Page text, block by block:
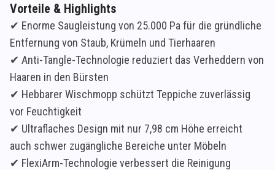
Vorteile & Highlights
✔ Enorme Saugleistung von 25.000 Pa für die gründliche
Entfernung von Staub, Krümeln und Tierhaaren
✔ Anti-Tangle-Technologie reduziert das Verheddern von
Haaren in den Bürsten
✔ Hebbarer Wischmopp schützt Teppiche zuverlässig
vor Feuchtigkeit
✔ Ultraflaches Design mit nur 7,98 cm Höhe erreicht
auch schwer zugängliche Bereiche unter Möbeln
✔ FlexiArm-Technologie verbessert die Reinigung